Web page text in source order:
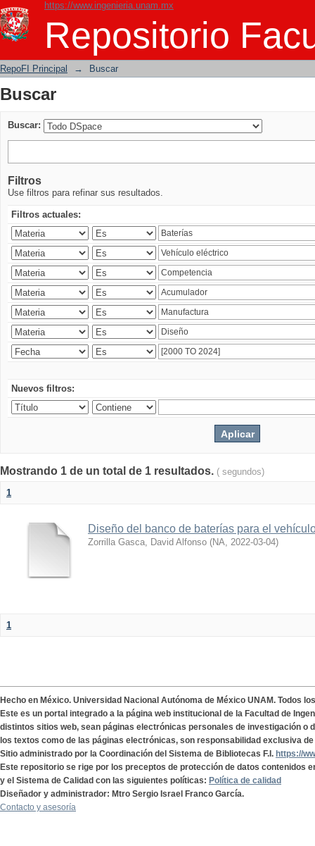
https://www.ingenieria.unam.mx
Repositorio
Buscar
RepoFI Principal → Buscar
Buscar
Buscar:
Filtros
Use filtros para refinar sus resultados.
Filtros actuales:
Nuevos filtros:
Mostrando 1 de un total de 1 resultados. ( segundos)
1
Diseño del banco de baterías para el
Zorrilla Gasca, David Alfonso (NA, 2022-03-04)
1
Hecho en México. Universidad Nacional Autónoma de México UNAM. Todos
Este es un portal integrado a la página web institucional de la Facultad de
distintos sitios web, sean páginas electrónicas personales de investigación o
los textos como de las páginas electrónicas, son responsabilidad exclusiva
Sitio administrado por la Coordinación del Sistema de Bibliotecas F.I. https://
Este repositorio se rige por los preceptos de protección de datos contenidos
y el Sistema de Calidad con las siguientes políticas: Política de calidad
Diseñador y administrador: Mtro Sergio Israel Franco García.
Contacto y asesoría